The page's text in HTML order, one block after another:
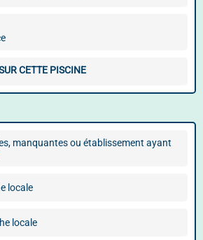
CETTE PISCINE
manquantes ou établissement ayant
locale
locale